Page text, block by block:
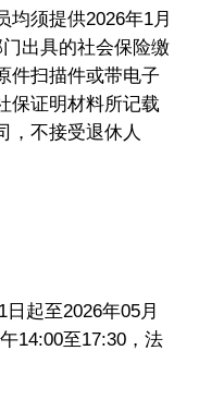
均须提供2026年1月
出具的社会保险缴
件扫描件或带电子
保证明材料所记载
，不接受退休人
起至2026年05月
14:00至17:30，法